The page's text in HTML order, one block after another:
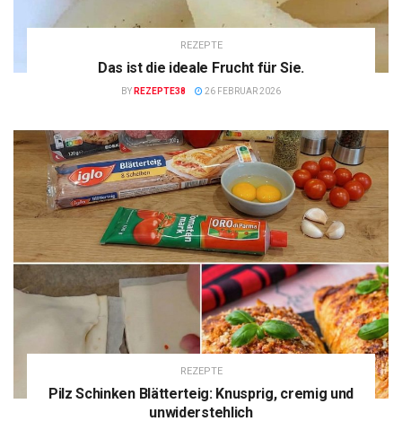
REZEPTE
Das ist die ideale Frucht für Sie.
BY REZEPTE38 26 FEBRUAR 2026
REZEPTE
Pilz Schinken Blätterteig: Knusprig, cremig und
unwiderstehlich